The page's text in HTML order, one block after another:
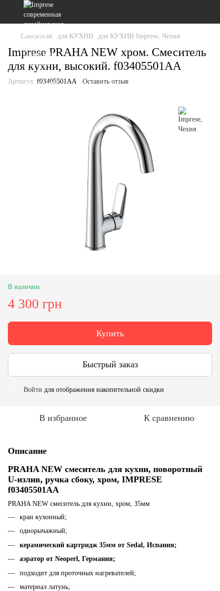
Смесители для КУХНИ для КУХНИ Imprese, Чехия
Imprese PRAHA NEW хром. Смеситель
для кухни, высокий. f03405501AA
Артикул: f03405501AA Оставить отзыв
В наличии
4 300 грн
Купить
Быстрый заказ
Войти для отображения накопительной скидки
В избранное К сравнению
Описание
PRAHA NEW смеситель для кухни, поворотный
U-излив, ручка сбоку, хром, IMPRESE
f03405501AA
PRAHA NEW смеситель для кухни, хром, 35мм
кран кухонный;
однорычажный;
керамический картридж 35мм от Sedal, Испания;
аэратор от Neoperl, Германия;
подходит для проточных нагревателей;
материал латунь;